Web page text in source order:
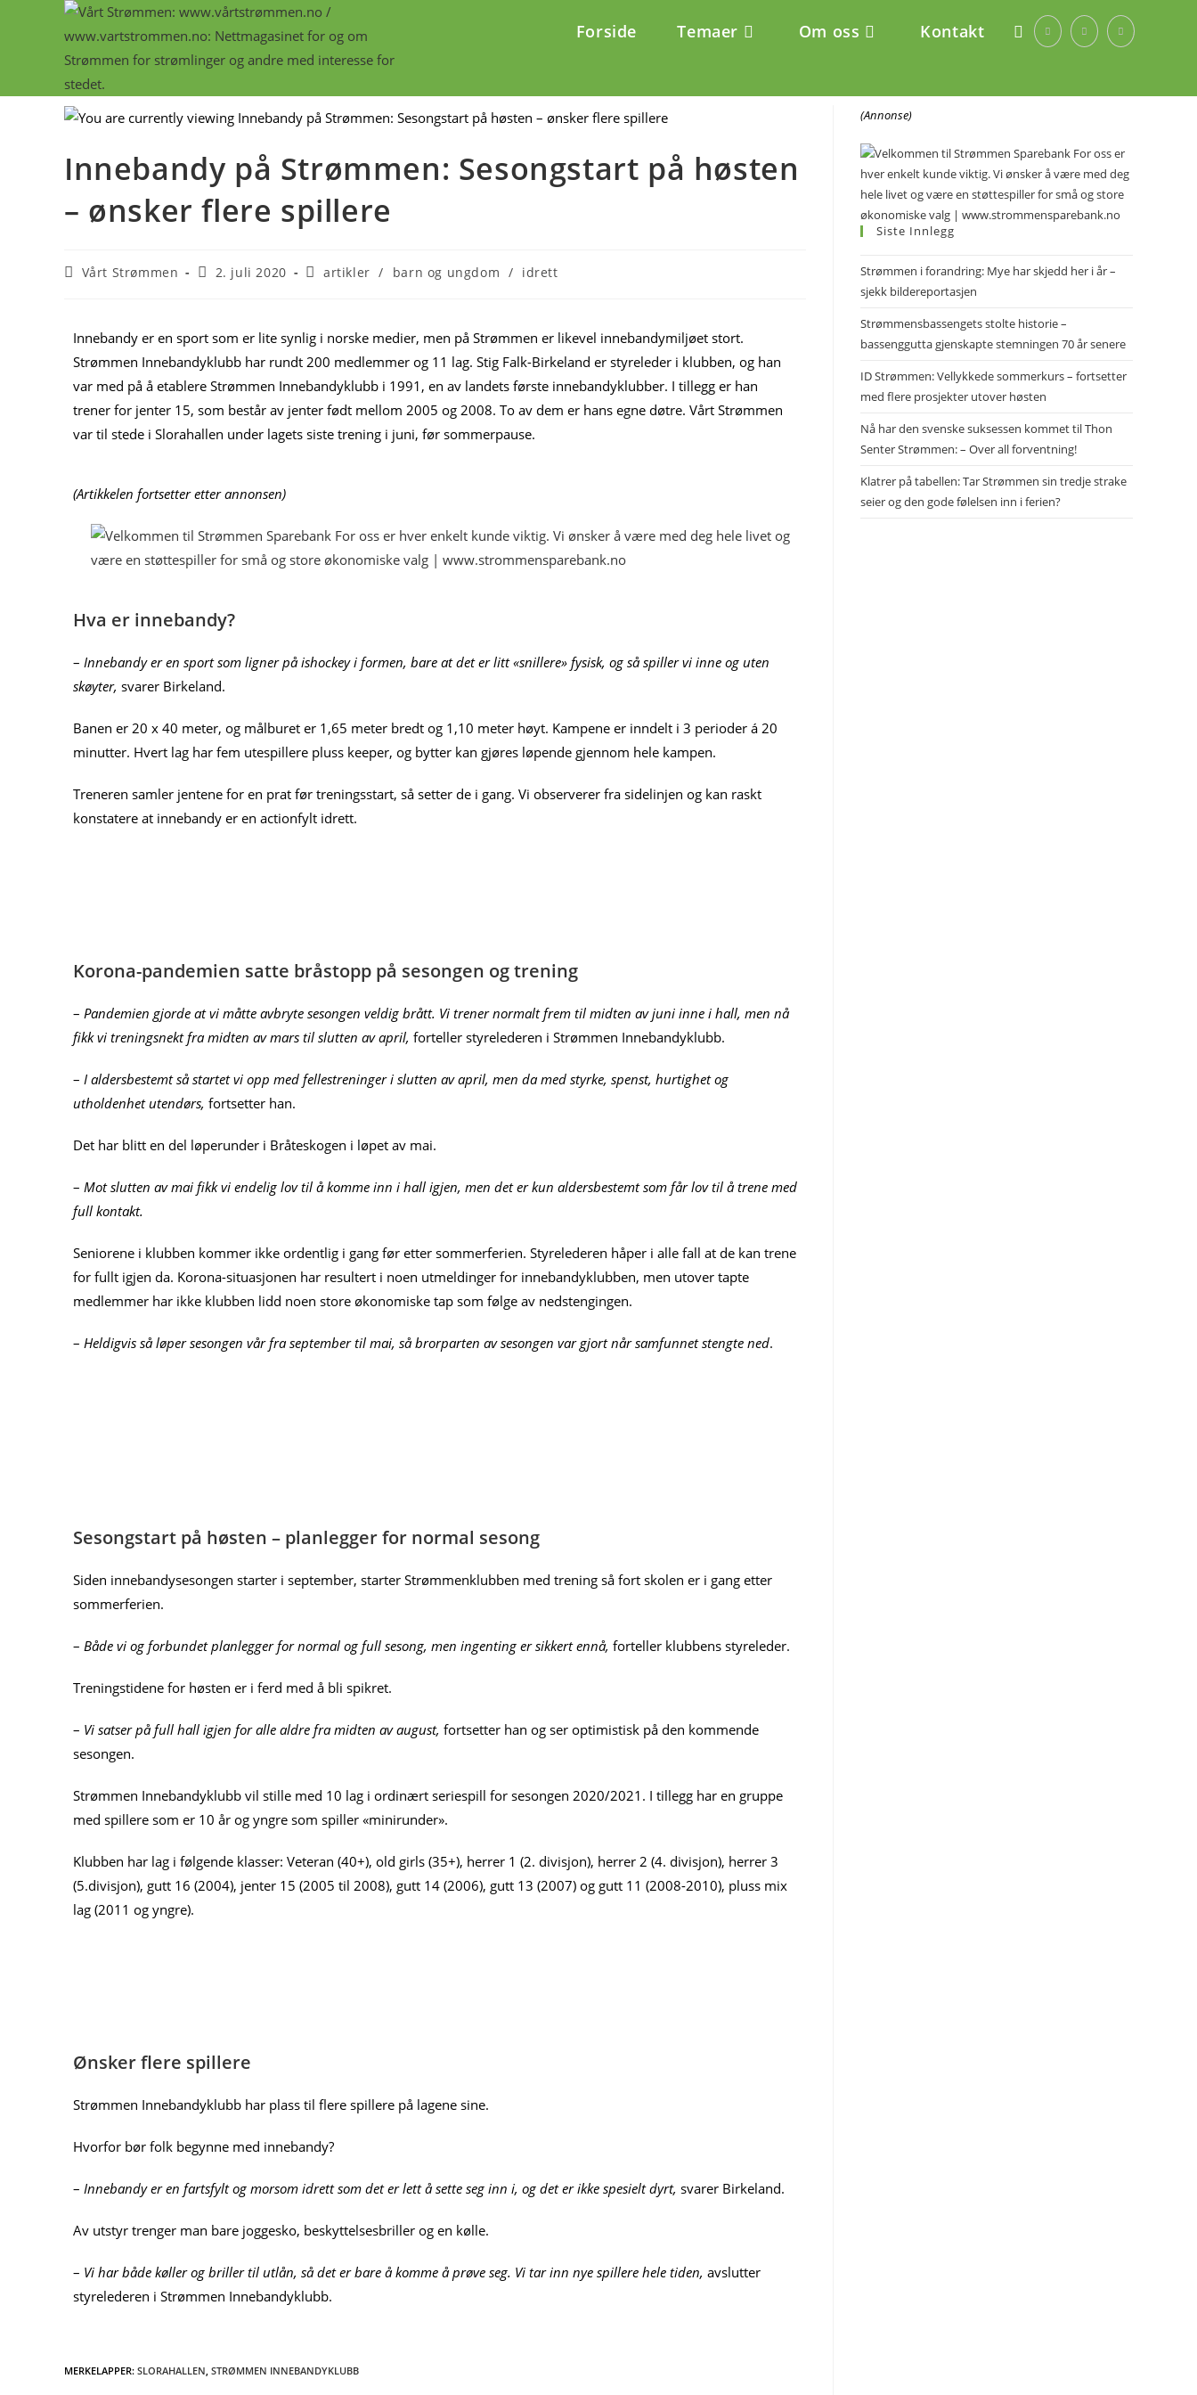
Forside Temaer Om oss Kontakt
Innebandy på Strømmen: Sesongstart på høsten
– ønsker flere spillere
Vårt Strømmen 2. juli 2020 artikler / barn og ungdom / idrett
Innebandy er en sport som er lite synlig i norske medier, men på Strømmen er likevel innebandymiljøet stort.
Strømmen Innebandyklubb har rundt 200 medlemmer og 11 lag. Stig Falk-Birkeland er styreleder i klubben, og han
var med på å etablere Strømmen Innebandyklubb i 1991, en av landets første innebandyklubber. I tillegg er han
trener for jenter 15, som består av jenter født mellom 2005 og 2008. To av dem er hans egne døtre. Vårt Strømmen
var til stede i Slorahallen under lagets siste trening i juni, før sommerpause.
(Artikkelen fortsetter etter annonsen)
Hva er innebandy?
– Innebandy er en sport som ligner på ishockey i formen, bare at det er litt «snillere» fysisk, og så spiller vi inne og uten
skøyter, svarer Birkeland.
Banen er 20 x 40 meter, og målburet er 1,65 meter bredt og 1,10 meter høyt. Kampene er inndelt i 3 perioder á 20
minutter. Hvert lag har fem utespillere pluss keeper, og bytter kan gjøres løpende gjennom hele kampen.
Treneren samler jentene for en prat før treningsstart, så setter de i gang. Vi observerer fra sidelinjen og kan raskt
konstatere at innebandy er en actionfylt idrett.
Korona-pandemien satte bråstopp på sesongen og trening
– Pandemien gjorde at vi måtte avbryte sesongen veldig brått. Vi trener normalt frem til midten av juni inne i hall, men nå
fikk vi treningsnekt fra midten av mars til slutten av april, forteller styrelederen i Strømmen Innebandyklubb.
– I aldersbestemt så startet vi opp med fellestreninger i slutten av april, men da med styrke, spenst, hurtighet og
utholdenhet utendørs, fortsetter han.
Det har blitt en del løperunder i Bråteskogen i løpet av mai.
– Mot slutten av mai fikk vi endelig lov til å komme inn i hall igjen, men det er kun aldersbestemt som får lov til å trene med
full kontakt.
Seniorene i klubben kommer ikke ordentlig i gang før etter sommerferien. Styrelederen håper i alle fall at de kan trene
for fullt igjen da. Korona-situasjonen har resultert i noen utmeldinger for innebandyklubben, men utover tapte
medlemmer har ikke klubben lidd noen store økonomiske tap som følge av nedstengingen.
– Heldigvis så løper sesongen vår fra september til mai, så brorparten av sesongen var gjort når samfunnet stengte ned.
Sesongstart på høsten – planlegger for normal sesong
Siden innebandysesongen starter i september, starter Strømmenklubben med trening så fort skolen er i gang etter
sommerferien.
– Både vi og forbundet planlegger for normal og full sesong, men ingenting er sikkert ennå, forteller klubbens styreleder.
Treningstidene for høsten er i ferd med å bli spikret.
– Vi satser på full hall igjen for alle aldre fra midten av august, fortsetter han og ser optimistisk på den kommende
sesongen.
Strømmen Innebandyklubb vil stille med 10 lag i ordinært seriespill for sesongen 2020/2021. I tillegg har en gruppe
med spillere som er 10 år og yngre som spiller «minirunder».
Klubben har lag i følgende klasser: Veteran (40+), old girls (35+), herrer 1 (2. divisjon), herrer 2 (4. divisjon), herrer 3
(5.divisjon), gutt 16 (2004), jenter 15 (2005 til 2008), gutt 14 (2006), gutt 13 (2007) og gutt 11 (2008-2010), pluss mix
lag (2011 og yngre).
Ønsker flere spillere
Strømmen Innebandyklubb har plass til flere spillere på lagene sine.
Hvorfor bør folk begynne med innebandy?
– Innebandy er en fartsfylt og morsom idrett som det er lett å sette seg inn i, og det er ikke spesielt dyrt, svarer Birkeland.
Av utstyr trenger man bare joggesko, beskyttelsesbriller og en kølle.
– Vi har både køller og briller til utlån, så det er bare å komme å prøve seg. Vi tar inn nye spillere hele tiden, avslutter
styrelederen i Strømmen Innebandyklubb.
MERKELAPPER: SLORAHALLEN, STRØMMEN INNEBANDYKLUBB
(Annonse)
Siste Innlegg
Strømmen i forandring: Mye har skjedd her i år –
sjekk bildereportasjen
Strømmensbassengets stolte historie –
bassenggutta gjenskapte stemningen 70 år senere
ID Strømmen: Vellykkede sommerkurs – fortsetter
med flere prosjekter utover høsten
Nå har den svenske suksessen kommet til Thon
Senter Strømmen: – Over all forventning!
Klatrer på tabellen: Tar Strømmen sin tredje strake
seier og den gode følelsen inn i ferien?